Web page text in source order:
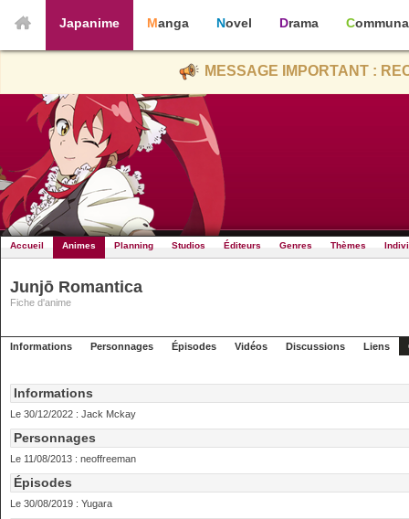
Japanime Manga Novel Drama
MESSAGE IMPORTANT :
Accueil Animes Planning Studios Éditeurs Genres Thèmes
Junjō Romantica
Fiche d'anime
Informations Personnages Épisodes Vidéos Discussions Liens
Informations
Le 30/12/2022 : Jack Mckay
Personnages
Le 11/08/2013 : neoffreeman
Épisodes
Le 30/08/2019 : Yugara